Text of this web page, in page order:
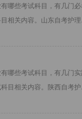
哪些考试科目，有几门
相关内容。山东自考护
哪些考试科目，有几门
目相关内容。陕西自考